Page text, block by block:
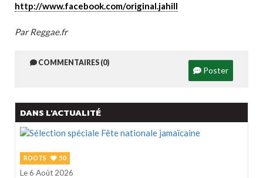
http://www.facebook.com/original.jahill
Par Reggae.fr
COMMENTAIRES (0)
Poster
DANS L'ACTUALITÉ
ROOTS 50
Le 6 Août 2026